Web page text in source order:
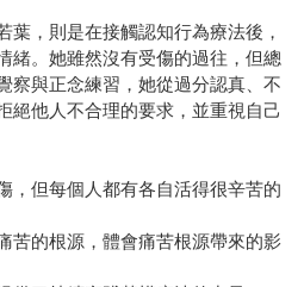
葉，則是在接觸認知行為療法後，
緒。她雖然沒有受傷的過往，但總
察與正念練習，她從過分認真、不
絕他人不合理的要求，並重視自己
，但每個人都有各自活得很辛苦的
苦的根源，體會痛苦根源帶來的影